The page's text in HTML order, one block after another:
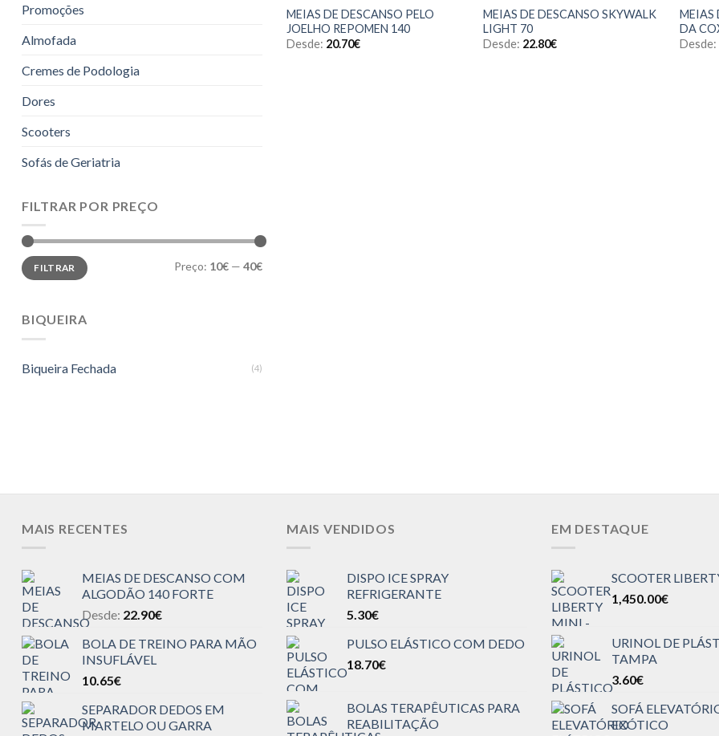
Promoções
Almofada
Cremes de Podologia
Dores
Scooters
Sofás de Geriatria
FILTRAR POR PREÇO
Preço
mínimo
Preço
máximo
FILTRAR Preço: 10€ — 40€
BIQUEIRA
Biqueira Fechada (4)
MEIAS DE DESCANSO PELO
JOELHO REPOMEN 140
Desde: 20.70€
MEIAS DE DESCANSO SKYWALK
LIGHT 70
Desde: 22.80€
MEIAS
DA
Desde:
MAIS RECENTES
MEIAS DE DESCANSO COM
ALGODÃO 140 FORTE
Desde: 22.90€
BOLA DE TREINO PARA MÃO
INSUFLÁVEL
10.65€
SEPARADOR DEDOS EM
MARTELO OU GARRA
MAIS VENDIDOS
DISPO ICE SPRAY
REFRIGERANTE
5.30€
PULSO ELÁSTICO COM DEDO
18.70€
BOLAS TERAPÊUTICAS PARA
REABILITAÇÃO
EM DESTAQUE
SCOOTER
1,450.00€
URINOL DE
TAMPA
3.60€
SOFÁ
EXÓTICO